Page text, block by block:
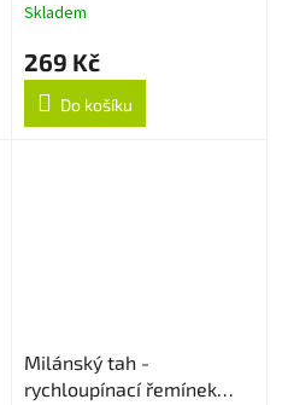
Skladem
269 Kč
Do košíku
Milánský tah -
rychloupínací řemínek